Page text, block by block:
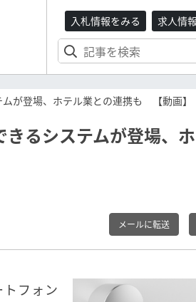
入札情報をみる 求人情
が登場、ホテル業との連携も 【動画】
るシステムが登場、
メールに転送
フォン